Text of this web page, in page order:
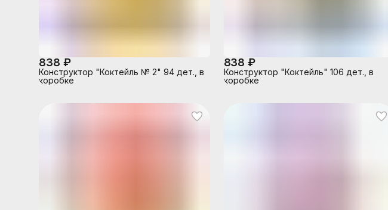
838 ₽
Конструктор "Коктейль № 2" 94 дет., в
коробке
838 ₽
Конструктор "Коктейль" 106 дет., в
коробке